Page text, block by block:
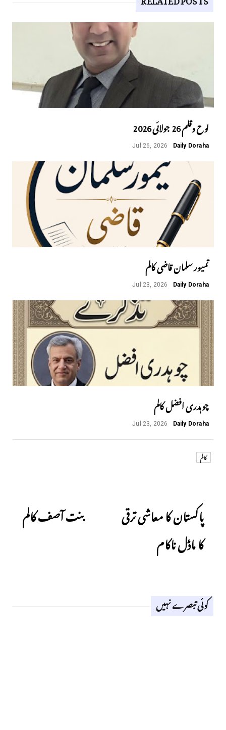
لوح وقلم 26 جولائی 2026
Daily Doraha
Jul 26, 2026
تمیور سلمان قاضی کالم
Daily Doraha
Jul 23, 2026
چوہدری افضل کالم
Daily Doraha
Jul 23, 2026
کالم
پاکستان کا معاشی ترقی
کا ماڈل ناکام
بنت آصف کالم
کوئی تبصرے نہیں